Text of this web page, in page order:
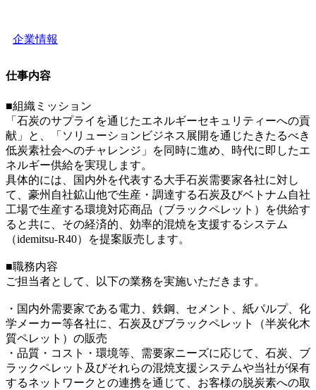
企業情報
仕事内容
■組織ミッション
「石炭のサプライを通じたエネルギーセキュリティーへの貢
献」と、「ソリューションビジネス展開を通じたきたるべき
低炭素社会へのチャレンジ」を同時に進め、時代に即したエ
ネルギー供給を実現します。
具体的には、国内外を代表する大手石炭需要家各社に対し
て、豪州自社鉱山他で生産・調達する石炭及びベトナム自社
工場で生産する環境対応商品（ブラックペレット）を供給す
ると共に、その経済的、効率的混焼を支援するシステム
（idemitsu-R40）を提案販売します。
■職務内容
ご担当者として、以下の業務を実施いただきます。
・国内外需要家である電力、鉄鋼、セメント、紙パルプ、化
学メーカー等各社に、石炭及びブラックペレット（半炭化木
質ペレット）の販売
・品質・コスト・環境等、需要家ニーズに応じて、石炭、ブ
ラックペレット及びそれらの混焼支援システムや当社が保有
するネットワークとの連携を通じて、お客様の脱炭素への取